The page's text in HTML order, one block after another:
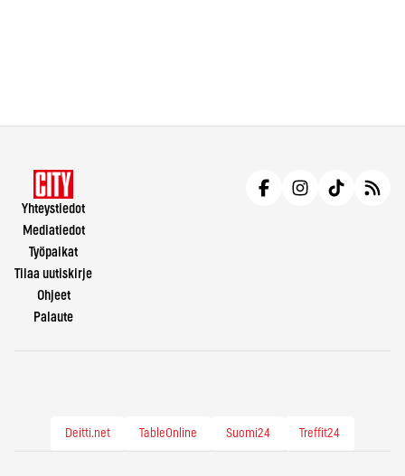
Yhteystiedot
Mediatiedot
Työpaikat
Tilaa uutiskirje
Ohjeet
Palaute
Deitti.net TableOnline Suomi24 Treffit24